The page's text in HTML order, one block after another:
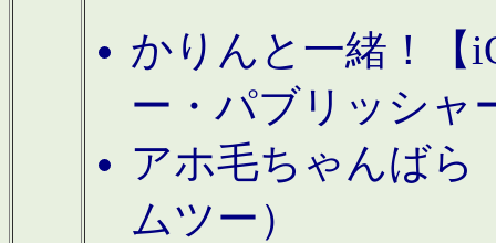
かりんと一緒！【
ー・パブリッシャ
アホ毛ちゃんばら
ムツー）